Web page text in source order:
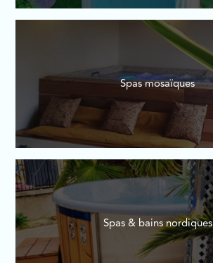
Spas mosaïques
Spas & bains nordiques